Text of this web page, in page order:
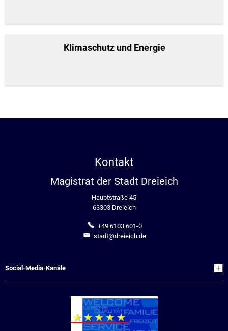
Klimaschutz und Energie
Kontakt
Magistrat der Stadt Dreieich
Hauptstraße 45
63303 Dreieich
+49 6103 601-0
stadt@dreieich.de
Social-Media-Kanäle